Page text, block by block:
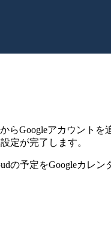
らGoogleアカウント
定が完了します。
の予定をGoogleカ